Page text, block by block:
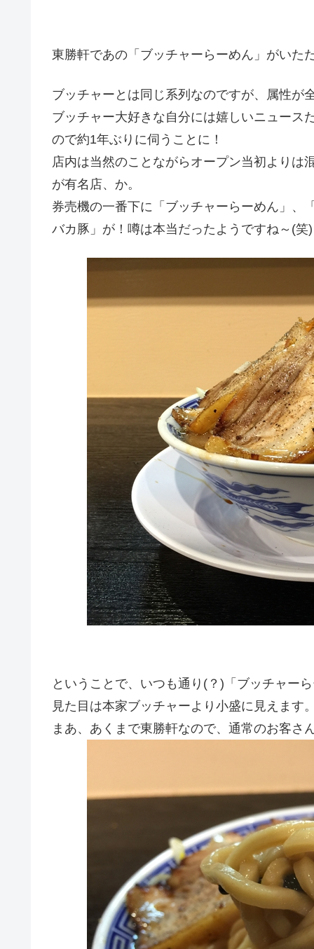
東勝軒であの「ブッチャーらーめん」がいた
ブッチャーとは同じ系列なのですが、属性が
ブッチャー大好きな自分には嬉しいニュース
ので約1年ぶりに伺うことに！
店内は当然のことながらオープン当初よりは
が有名店、か。
券売機の一番下に「ブッチャーらーめん」、
バカ豚」が！噂は本当だったようですね～(笑)
ということで、いつも通り(？)「ブッチャー
見た目は本家ブッチャーより小盛に見えます
まあ、あくまで東勝軒なので、通常のお客